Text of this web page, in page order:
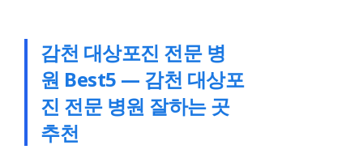
감천 대상포진 전문 병
원 Best5 — 감천 대상포
진 전문 병원 잘하는 곳
추천